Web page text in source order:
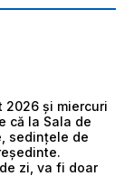
2026 și miercuri
că la Sala de
sedințele de
zi, va fi doar